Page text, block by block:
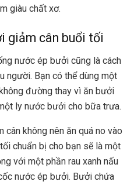
giàu chất xơ.
giảm cân buổi tối
nước ép bưởi cũng là cách
người. Bạn có thể dùng một
đường thay vì ăn bưởi
ly nước bưởi cho bữa trưa.
cân không nên ăn quá no vào
chuẩn bị cho bạn sẽ là một
với một phần rau xanh nấu
nước ép bưởi. Bưởi chứa